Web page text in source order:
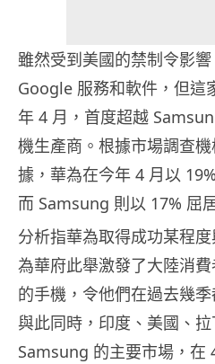
雖然受到美國的禁制令影
Google 服務和軟件，但這
年 4 月，首度超越
機生產商。根據市場調查
據，華為在今年 4 月以
而 Samsung 則以 17% 屈
分析指華為取得成功某程
為華府此舉激發了大陸消
的手機，令他們在過去幾
與此同時，印度、美國、
Samsung 的主要市場，在